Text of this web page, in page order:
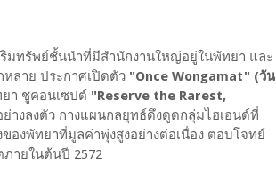
มทรัพย์ชั้นนำที่มีสำนักงานใหญ่อยู่ในพัทยา และ
ลาย ประกาศเปิดตัว "Once Wongamat" (วัน
า ชูคอนเซปต์ "Reserve the Rarest,
างลงตัว กางแผนกลยุทธ์ดึงดูดกลุ่มไฮเอนด์ที่
องพัทยาที่มูลค่าพุ่งสูงอย่างต่อเนื่อง ตอบโจทย์
ายในต้นปี 2572